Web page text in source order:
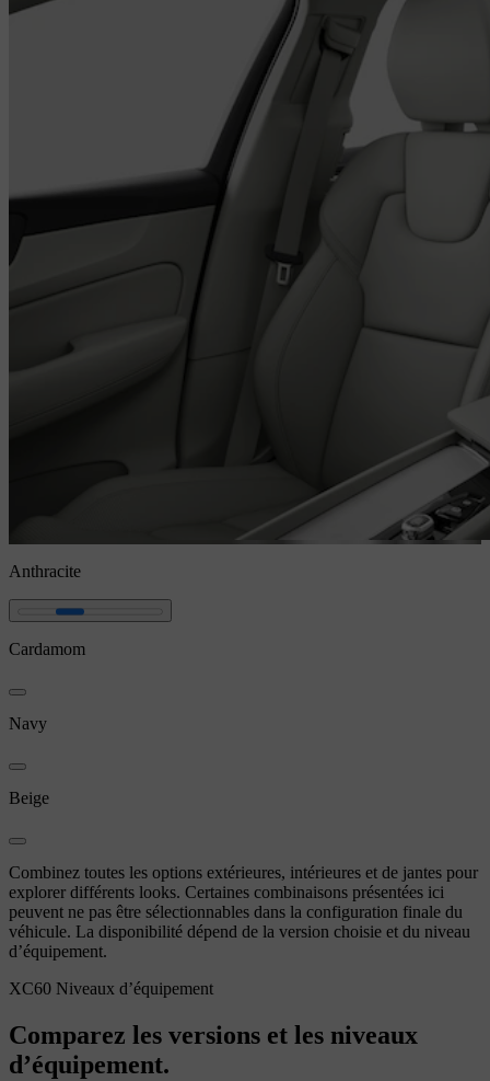
Anthracite
Cardamom
Navy
Beige
Combinez toutes les options extérieures, intérieures et de jantes pour
explorer différents looks. Certaines combinaisons présentées ici
peuvent ne pas être sélectionnables dans la configuration finale du
véhicule. La disponibilité dépend de la version choisie et du niveau
d’équipement.
XC60 Niveaux d’équipement
Comparez les versions et les niveaux
d’équipement.